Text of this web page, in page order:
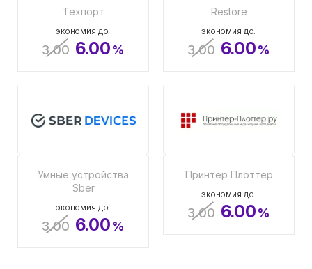
Техпорт
ЭКОНОМИЯ ДО:
3.00 6.00%
Restore
ЭКОНОМИЯ ДО:
3.00 6.00%
Умные устройства
Sber
ЭКОНОМИЯ ДО:
3.00 6.00%
Принтер Плоттер
ЭКОНОМИЯ ДО:
3.00 6.00%